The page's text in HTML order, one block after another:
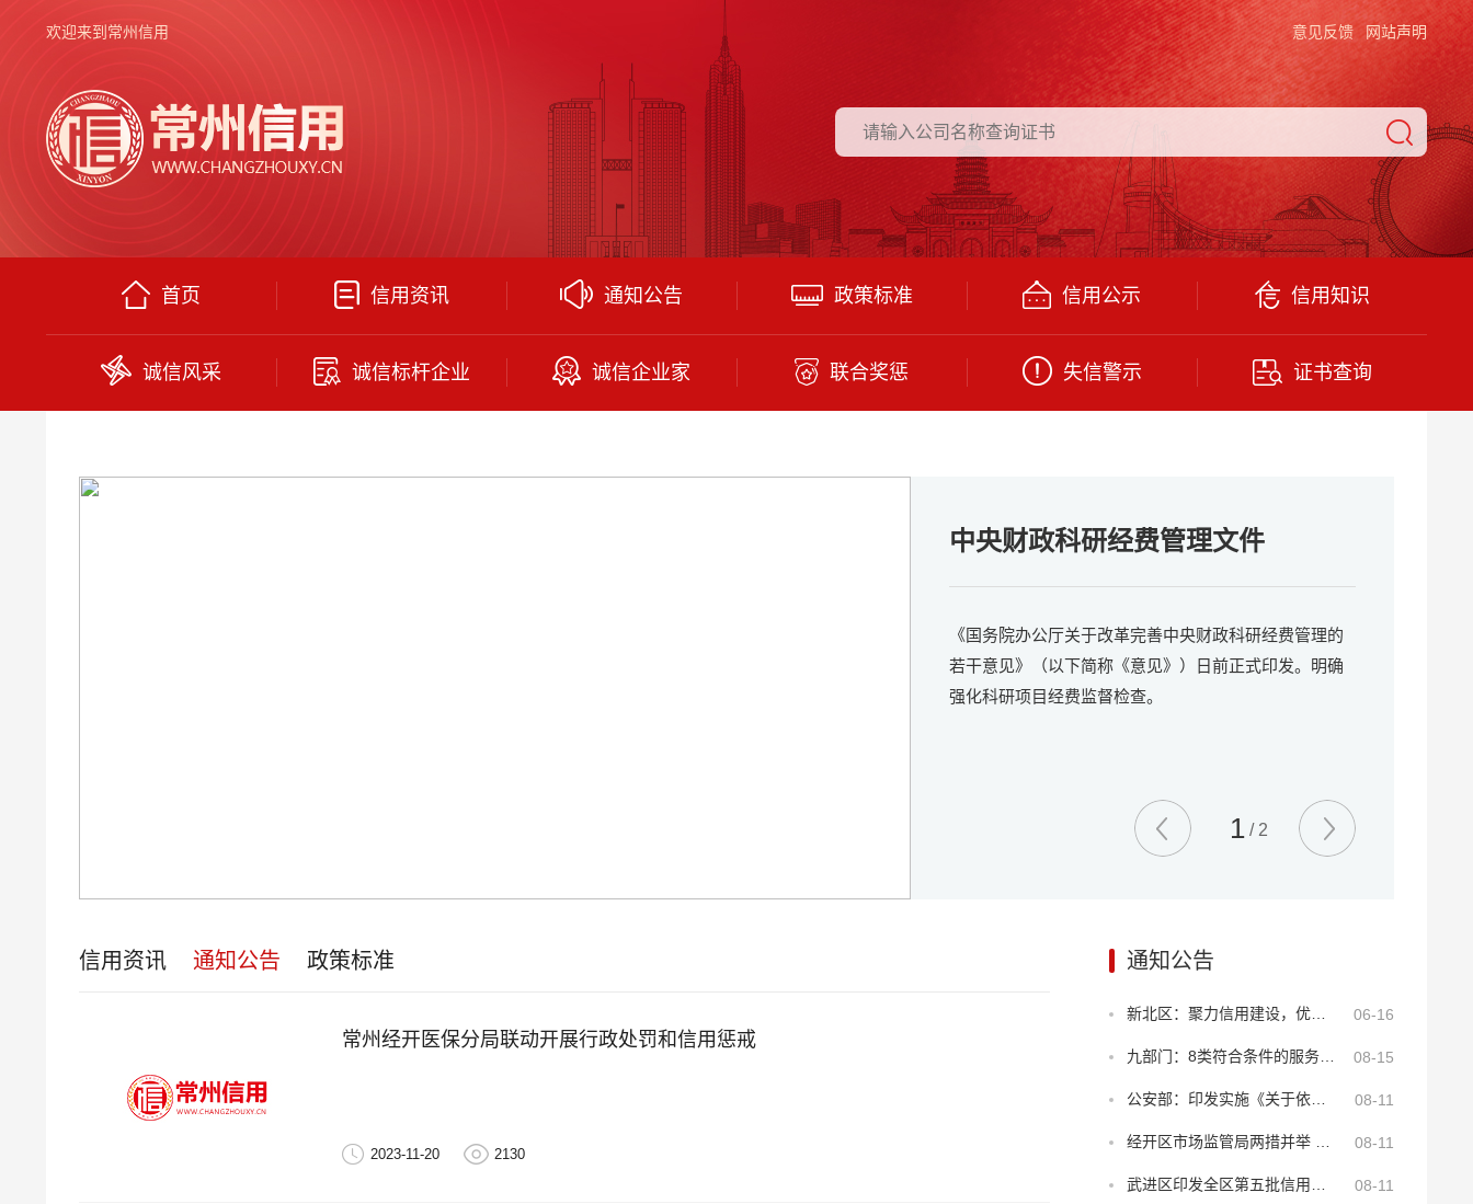
欢迎来到常州信用 网站声明
意见反馈
首页 信用资讯 通知公告 政策标准 信用公示 信用知识
诚信风采 诚信标杆企业 诚信企业家 联合奖惩 失信警示 证书查询
庆祝中国共产党成立101周年
中央财政科研经费管理文件
《国务院办公厅关于改革完善中央财政科研经费管理的
若干意见》（以下简称《意见》）日前正式印发。明确
强化科研项目经费监督检查。
1 / 2
信用资讯 通知公告 政策标准
常州经开医保分局联动开展行政处罚和信用惩戒
2023-11-20 2130
通知公告
06-16
08-15
08-11
08-11
08-11